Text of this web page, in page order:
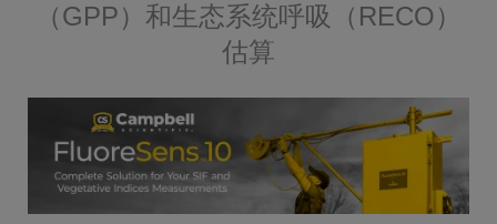
（GPP）和生态系统呼吸（RECO）
估算